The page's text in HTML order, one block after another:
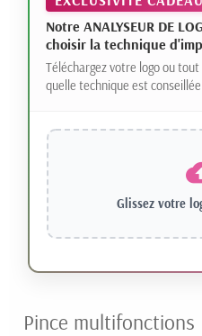
Notre ANALYSEUR DE
choisir la technique
Téléchargez votre logo ou
quelle technique est conseillée
Glissez votre
Pince multifonctions